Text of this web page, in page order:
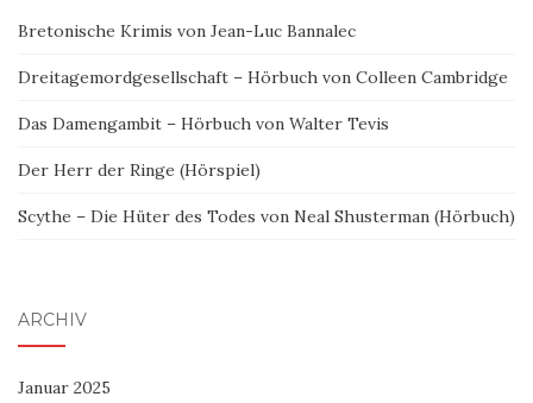
Bretonische Krimis von Jean-Luc Bannalec
Dreitagemordgesellschaft – Hörbuch von Colleen Cambridge
Das Damengambit – Hörbuch von Walter Tevis
Der Herr der Ringe (Hörspiel)
Scythe – Die Hüter des Todes von Neal Shusterman (Hörbuch)
ARCHIV
Januar 2025